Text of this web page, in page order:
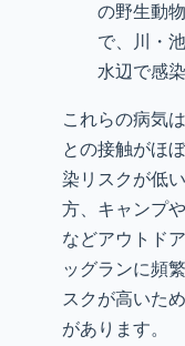
の野生動
で、川・
水辺で感
これらの病気
との接触がほ
染リスクが低
方、キャンプ
などアウトド
ッグランに頻
スクが高いた
があります。